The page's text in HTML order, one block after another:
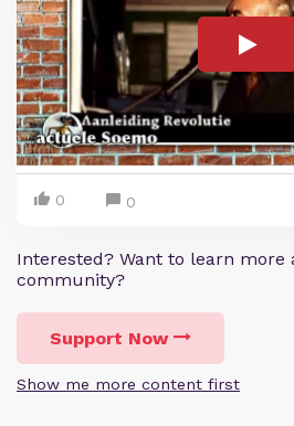
0 0
Interested? Want to learn more
community?
Support Now
Show me more content first